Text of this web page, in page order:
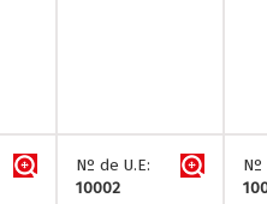
Nº de U.E:
10002
Nº